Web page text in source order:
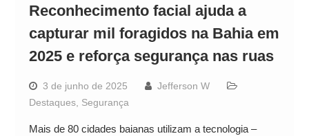
Reconhecimento facial ajuda a
capturar mil foragidos na Bahia em
2025 e reforça segurança nas ruas
3 de junho de 2025
Jefferson W
Destaques, Segurança
Mais de 80 cidades baianas utilizam a tecnologia –